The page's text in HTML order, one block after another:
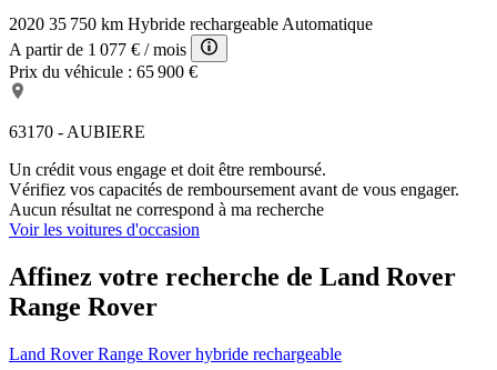
2020 35 750 km Hybride rechargeable Automatique
A partir de 1 077 € / mois
Prix du véhicule : 65 900 €
63170 - AUBIERE
Un crédit vous engage et doit être remboursé.
Vérifiez vos capacités de remboursement avant de vous engager.
Aucun résultat ne correspond à ma recherche
Voir les voitures d'occasion
Affinez votre recherche de Land Rover
Range Rover
Land Rover Range Rover hybride rechargeable